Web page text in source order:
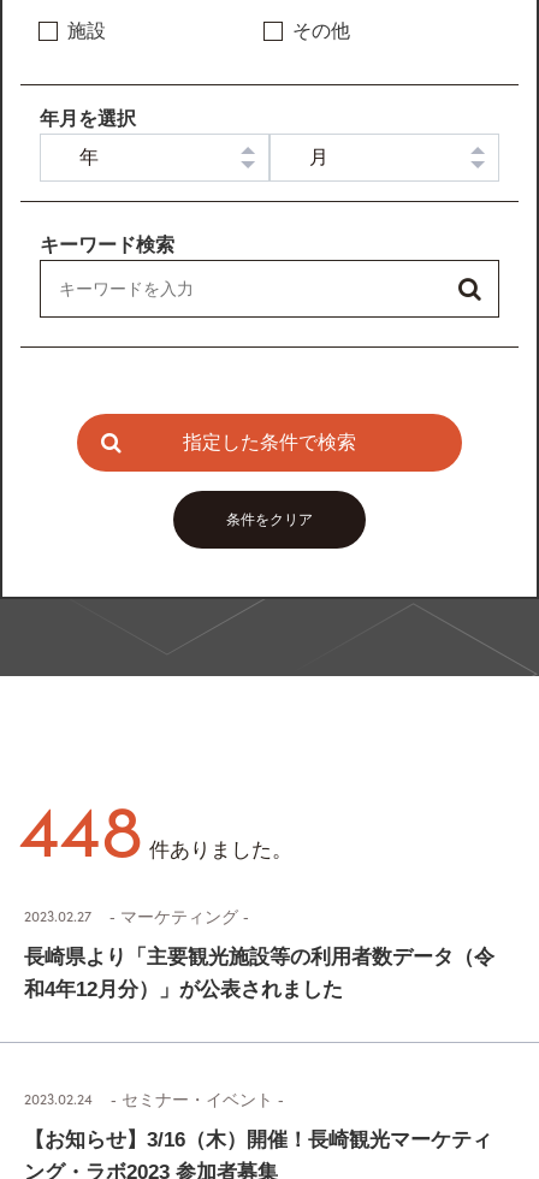
施設 その他
年月を選択
キーワード検索
指定した条件で検索
条件をクリア
448 件ありました。
2023.02.27 - マーケティング -
長崎県より「主要観光施設等の利用者数データ（令
和4年12月分）」が公表されました
2023.02.24 - セミナー・イベント -
【お知らせ】3/16（木）開催！長崎観光マーケティ
ング・ラボ2023 参加者募集